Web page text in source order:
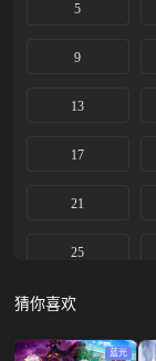
5
9
13
17
21
25
猜你喜欢
蓝光